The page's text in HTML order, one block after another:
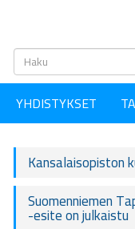
YHDISTYKSET
Kansalaisopiston
Suomenniemen
-esite on julkaistu